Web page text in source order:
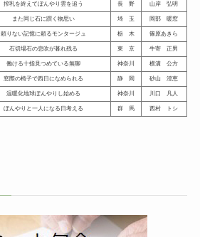
搾乳を終えてぼんやり雲を追う 長 野 山岸 弘明
また同じ石に躓く物思い 埼 玉 岡部 暖窓
頼りない記憶に頼るモンタージュ 栃 木 篠原あきら
石切場石の息吹が暮れ残る 東 京 牛寄 正男
働ける十指見つめている無聊 神奈川 横溝 公方
窓際の椅子で西日になめられる 静 岡 砂山 澄恵
温暖化地球ぼんやりし始める 神奈川 川口 凡人
ぼんやりと一人になる日考える 群 馬 西村 トシ